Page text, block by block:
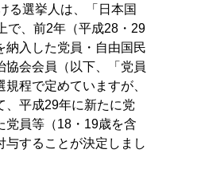
る選挙人は、「日本国
で、前2年（平成28・29
納入した党員・自由国民
協会会員（以下、「党員
程で定めていますが、
、平成29年に新たに党
党員等（18・19歳を含
与することが決定しまし